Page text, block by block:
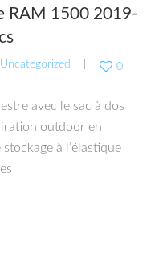
RAM 1500 2019-
Uncategorized 0
avec le sac à dos
outdoor en
à l’élastique